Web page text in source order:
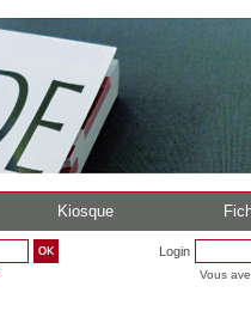
Kiosque
Login
Vous